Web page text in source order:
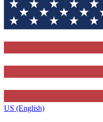
US (English)